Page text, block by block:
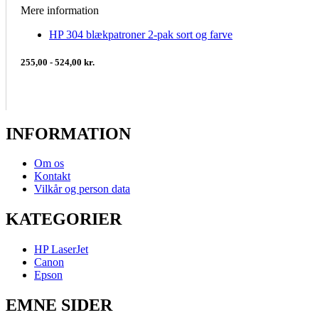
Mere information
HP 304 blækpatroner 2-pak sort og farve
255,00 - 524,00 kr.
INFORMATION
Om os
Kontakt
Vilkår og person data
KATEGORIER
HP LaserJet
Canon
Epson
EMNE SIDER